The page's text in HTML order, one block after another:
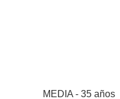
MEDIA - 35 años